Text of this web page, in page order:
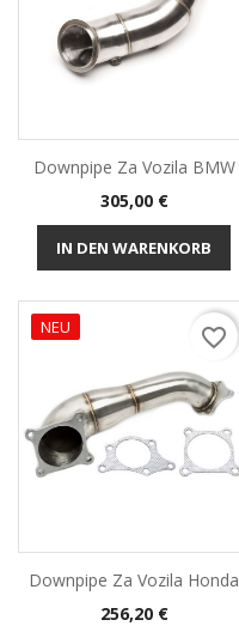
Downpipe Za Vozila BMW
Preis
305,00 €
IN DEN WARENKORB
NEU
Downpipe Za Vozila Honda
Preis
256,20 €
favorite_border